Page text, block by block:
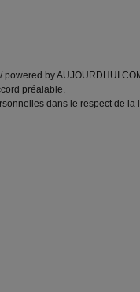
by
préalable.
dans le respect de